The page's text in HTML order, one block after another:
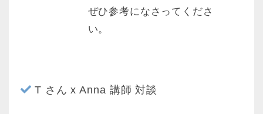
ぜひ参考になさってくださ
い。
T さん x Anna 講師 対談